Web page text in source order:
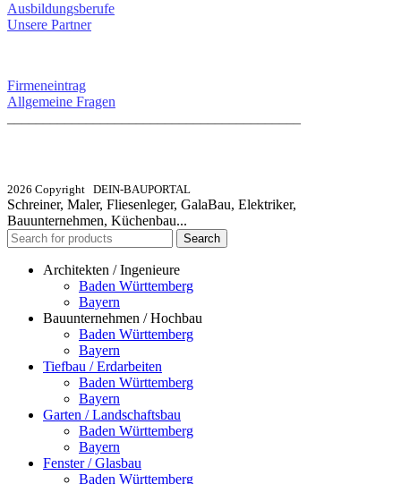
Ausbildungsberufe
Unsere Partner
Firmeneintrag
Allgemeine Fragen
2026 Copyright DEIN-BAUPORTAL
Schreiner, Maler, Fliesenleger, GalaBau, Elektriker,
Bauunternehmen, Küchenbau...
Search
Architekten / Ingenieure
Baden Württemberg
Bayern
Bauunternehmen / Hochbau
Baden Württemberg
Bayern
Tiefbau / Erdarbeiten
Baden Württemberg
Bayern
Garten / Landschaftsbau
Baden Württemberg
Bayern
Fenster / Glasbau
Baden Württemberg